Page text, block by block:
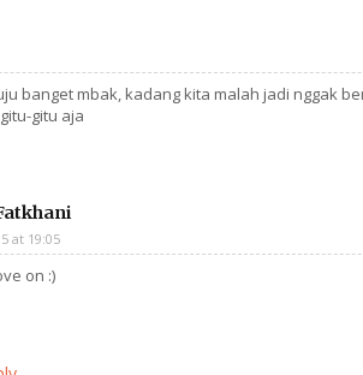
banget mbak, kadang kita malah jadi nggak
gitu aja
at 19:05
on :)